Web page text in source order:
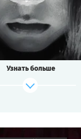
Мистика
Мини-квестория
Узнать больше